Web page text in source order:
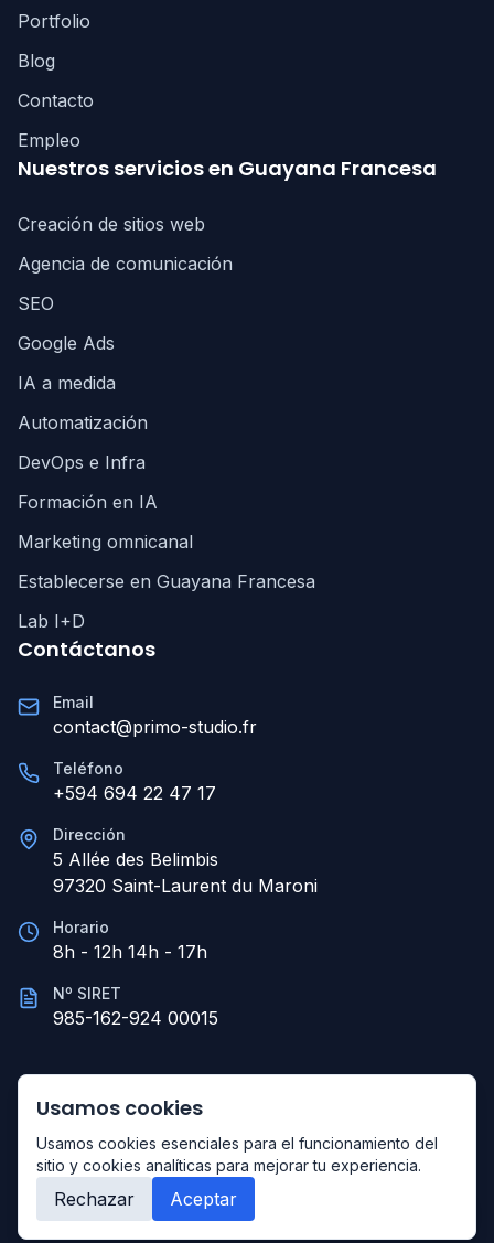
Portfolio
Blog
Contacto
Empleo
Nuestros servicios en Guayana Francesa
Creación de sitios web
Agencia de comunicación
SEO
Google Ads
IA a medida
Automatización
DevOps e Infra
Formación en IA
Marketing omnicanal
Establecerse en Guayana Francesa
Lab I+D
Contáctanos
Email
contact@primo-studio.fr
Teléfono
+594 694 22 47 17
Dirección
5 Allée des Belimbis
97320 Saint-Laurent du Maroni
Horario
8h - 12h 14h - 17h
Nº SIRET
985-162-924 00015
Aviso legalPolítica de privacidadTérminos de uso
Política de cookies
Usamos cookies
Usamos cookies esenciales para el funcionamiento del
sitio y cookies analíticas para mejorar tu experiencia.
Rechazar Aceptar